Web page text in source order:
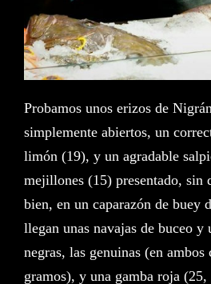
Probamos unos erizos de
simplemente abiertos, un
limón (19), y un agradable
mejillones (15) presentado, sin
bien, en un caparazón de buey
llegan unas navajas de buceo y
negras, las genuinas (en ambos
gramos), y una gamba roja